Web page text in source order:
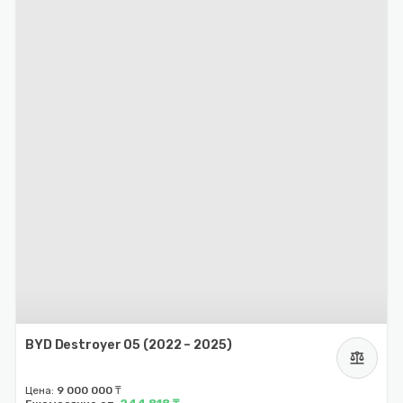
BYD Destroyer 05 (2022 – 2025)
balance
Цена: 9 000 000 ₸